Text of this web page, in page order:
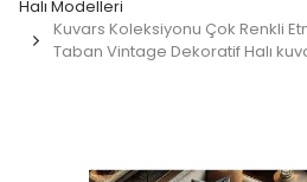
Halı Modelleri
Kuvars Koleksiyonu Çok Renkli
Taban Vintage Dekoratif Halı